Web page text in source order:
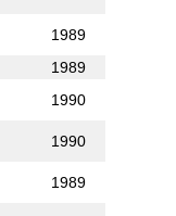
1989
1989
1990
1990
1989